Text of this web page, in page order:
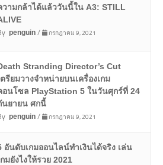
วามกล้าได้แล้ววันนี้ใน A3: STILL
penguin/ กรกฎาคม 9, 2021
Stranding Director’s Cut
ตรียมวางจำหน่ายบนเครื่องเกม
อนโซล PlayStation 5 ในวันศุกร์ที่ 24
นยายน ศกนี้
penguin/ กรกฎาคม 9, 2021
อันดับเกมออนไลน์ทำเงินได้จริง เล่น
กมยังไงให้รวย 2021